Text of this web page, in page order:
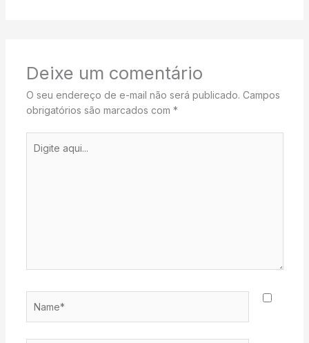
Deixe um comentário
O seu endereço de e-mail não será publicado. Campos
obrigatórios são marcados com *
aqui...